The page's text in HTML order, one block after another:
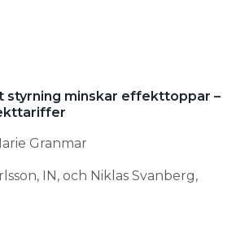
styrning minskar effekttoppar –
Granmar
IN, och Niklas Svanberg,